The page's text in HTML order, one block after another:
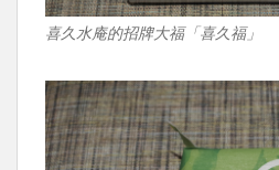
喜久水庵的招牌大福「喜久福」